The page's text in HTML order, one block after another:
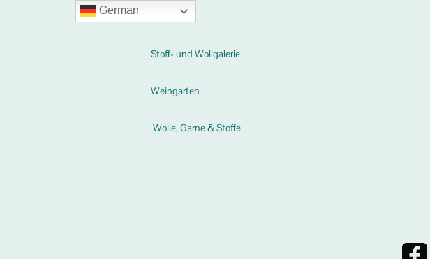
Stoff- und Wollgalerie
Weingarten
Wolle, Garne & Stoffe
German